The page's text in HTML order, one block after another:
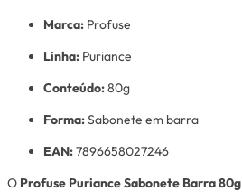
Marca: Profuse
Linha: Puriance
Conteúdo:80g
Forma:Sabonete em barra
EAN:7896658027246
O Profuse Puriance Sabonete Barra 80g